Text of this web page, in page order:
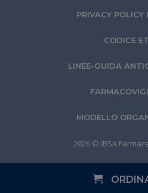
PRIVACY POLICY
CODICE
LINEE-GUIDA
MODELLO
2026 © IBSA